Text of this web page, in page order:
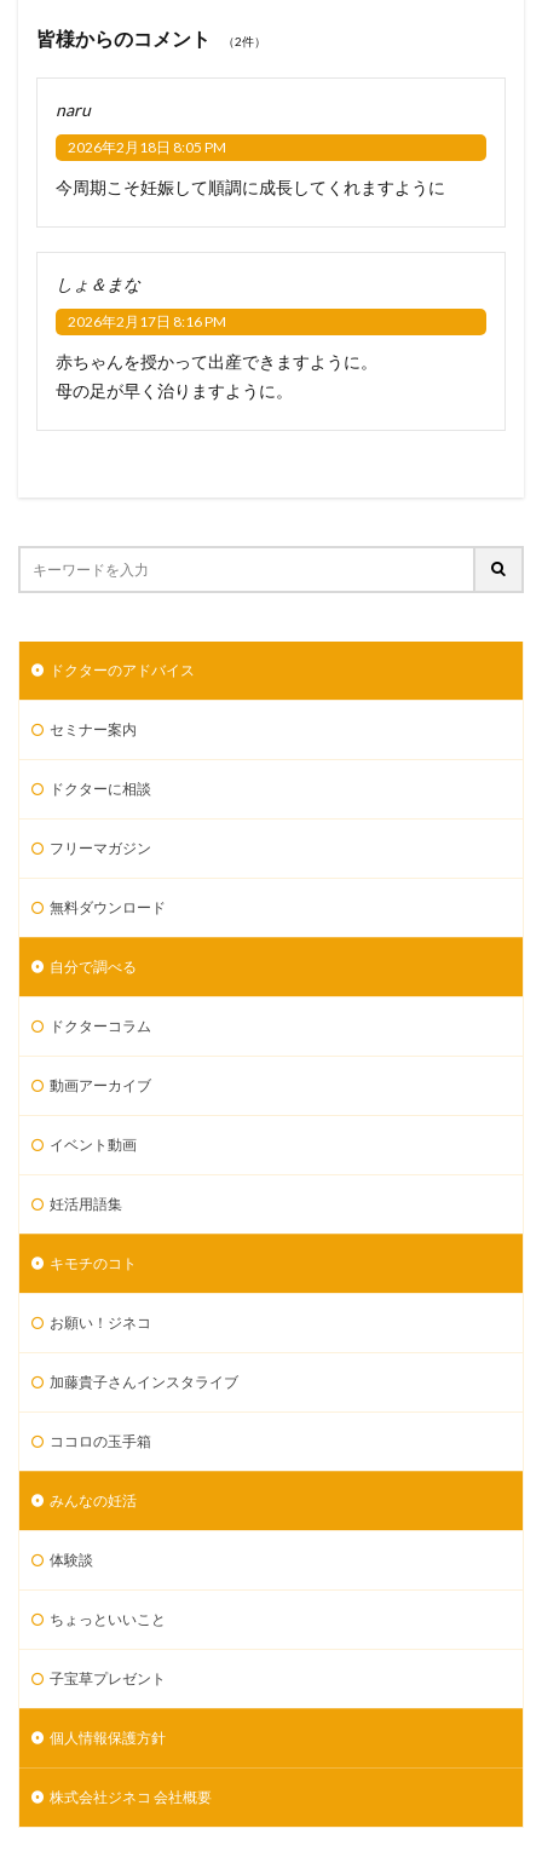
皆様からのコメント （2件）
naru
2026年2月18日 8:05 PM
今周期こそ妊娠して順調に成長してくれますように
しょ＆まな
2026年2月17日 8:16 PM
赤ちゃんを授かって出産できますように。
母の足が早く治りますように。
ドクターのアドバイス
セミナー案内
ドクターに相談
フリーマガジン
無料ダウンロード
自分で調べる
ドクターコラム
動画アーカイブ
イベント動画
妊活用語集
キモチのコト
お願い！ジネコ
加藤貴子さんインスタライブ
ココロの玉手箱
みんなの妊活
体験談
ちょっといいこと
子宝草プレゼント
個人情報保護方針
株式会社ジネコ 会社概要